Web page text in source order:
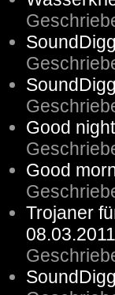
Good
Good
Trojaner